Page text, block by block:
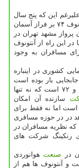
این كه پنج سال
قبل رئیس جمهور دستور داده بود تا پرواز آنتونوف ۷۴ بر فراز آسمان
مشهد تهران در
در این راه از آنتونوف
مسافران به وجود
كشوری در اینباره
اظهار داشت: گرچه اساس كار آنتونوف ۷۴ جابجایی بار بوده است
اما این نوع آنتونوف آپدیت شده آنتونوف ۷۰ و ۷۲ است كه نه تنها
سازنده آن امكان
است اما نه فقط برای
در در حوزه مسافری
كه نظریه مسافران در
رنكینگ شركت های
در صنعت هوانوردی
میانگین ۲۲ سال است و آنتونوف ها هم از